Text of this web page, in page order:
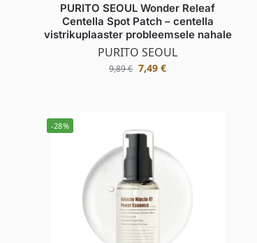
PURITO SEOUL Wonder Releaf
Centella Spot Patch – centella
vistrikuplaaster probleemsele nahale
PURITO SEOUL
9,89€ 7,49€
-28%